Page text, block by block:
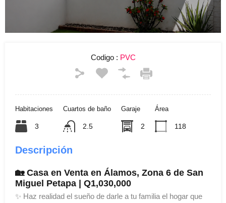
Codigo : PVC
Habitaciones
3
Cuartos de baño
2.5
Garaje
2
Área
118
Descripción
🏡 Casa en Venta en Álamos, Zona 6 de San
Miguel Petapa | Q1,030,000
✨ Haz realidad el sueño de darle a tu familia el hogar que